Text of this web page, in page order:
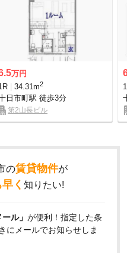
万円
34.31m2
日市町駅 徒歩3分
第2山長ビル
の賃貸物件が
く 知りたい!
ル」 が便利！指定した条
にメールでお知らせしま